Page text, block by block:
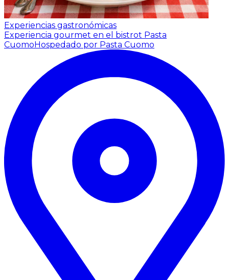
Experiencias gastronómicas
Experiencia gourmet en el bistrot Pasta
Cuomo Hospedado por Pasta Cuomo